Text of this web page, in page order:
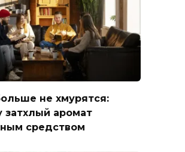
не хмурятся:
затхлый аромат
средством